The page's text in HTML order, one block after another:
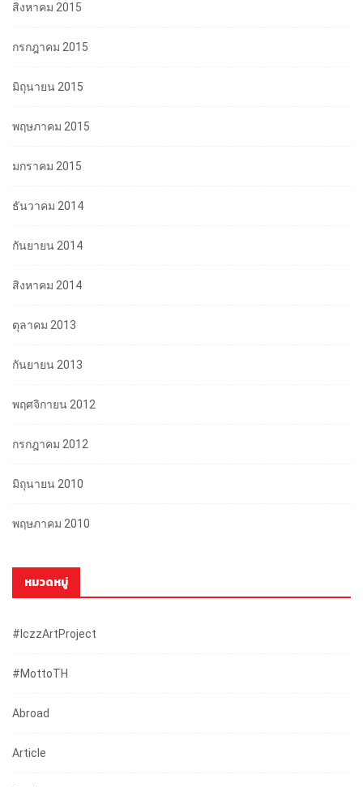
สิงหาคม 2015
กรกฎาคม 2015
มิถุนายน 2015
พฤษภาคม 2015
มกราคม 2015
ธันวาคม 2014
กันยายน 2014
สิงหาคม 2014
ตุลาคม 2013
กันยายน 2013
พฤศจิกายน 2012
กรกฎาคม 2012
มิถุนายน 2010
พฤษภาคม 2010
หมวดหมู่
#iczzArtProject
#mottoTH
Abroad
Article